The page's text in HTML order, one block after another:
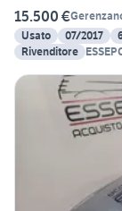
15.500 €
Usato
07/2017
Rivenditore